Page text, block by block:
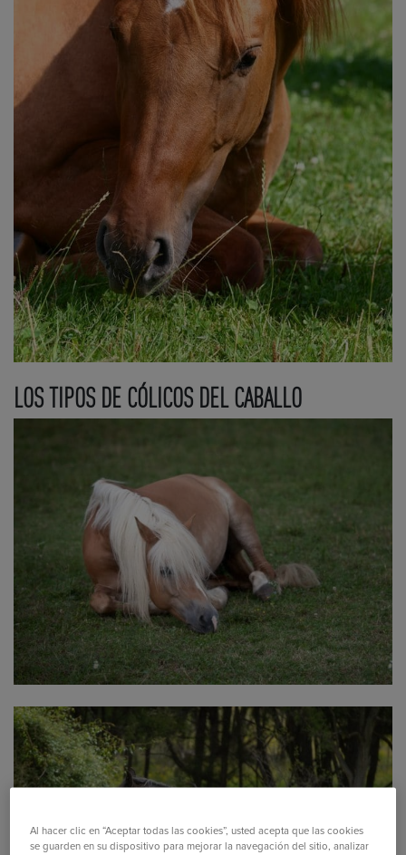
LOS TIPOS DE CÓLICOS DEL CABALLO
Al hacer clic en “Aceptar todas las cookies”, usted acepta que las cookies
se guarden en su dispositivo para mejorar la navegación del sitio, analizar